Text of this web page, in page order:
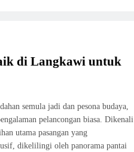
di Langkawi untuk
semula jadi dan pesona budaya,
pelancongan biasa. Dikenali
utama pasangan yang
dikelilingi oleh panorama pantai